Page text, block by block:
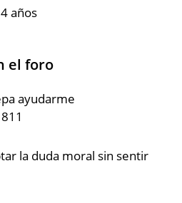
años
el foro
ayudarme
la duda moral sin sentir